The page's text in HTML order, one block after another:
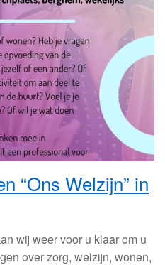
“Ons Welzijn” in
wij weer voor u klaar om u
over zorg, welzijn, wonen,